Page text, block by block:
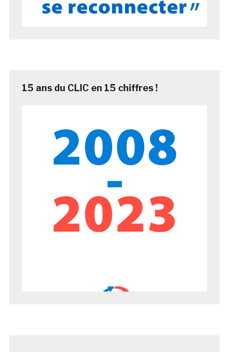
15 ans du CLIC en 15 chiffres !